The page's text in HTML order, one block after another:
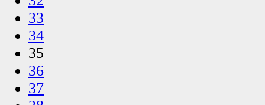
33
34
35
36
37